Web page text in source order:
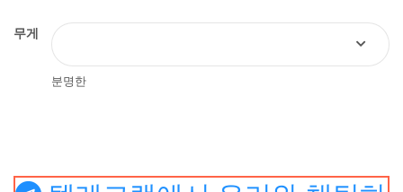
무게
분명한